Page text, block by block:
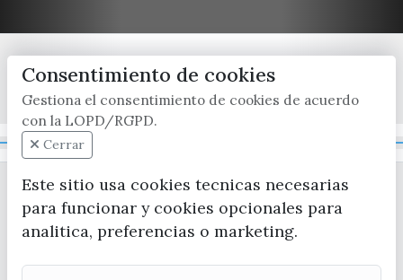
x / twitter facebook youtube instagram
Consentimiento de cookies
Gestiona el consentimiento de cookies de acuerdo
con la LOPD/RGPD.
Cerrar
Este sitio usa cookies tecnicas necesarias
para funcionar y cookies opcionales para
analitica, preferencias o marketing.